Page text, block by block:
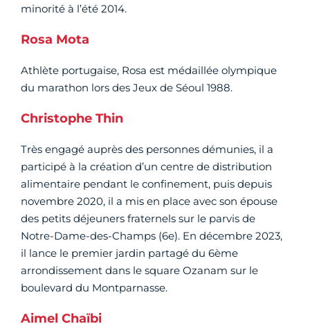
minorité à l’été 2014.
Rosa Mota
Athlète portugaise, Rosa est médaillée olympique
du marathon lors des Jeux de Séoul 1988.
Christophe Thin
Très engagé auprès des personnes démunies, il a
participé à la création d’un centre de distribution
alimentaire pendant le confinement, puis depuis
novembre 2020, il a mis en place avec son épouse
des petits déjeuners fraternels sur le parvis de
Notre-Dame-des-Champs (6e). En décembre 2023,
il lance le premier jardin partagé du 6ème
arrondissement dans le square Ozanam sur le
boulevard du Montparnasse.
Aimel Chaïbi